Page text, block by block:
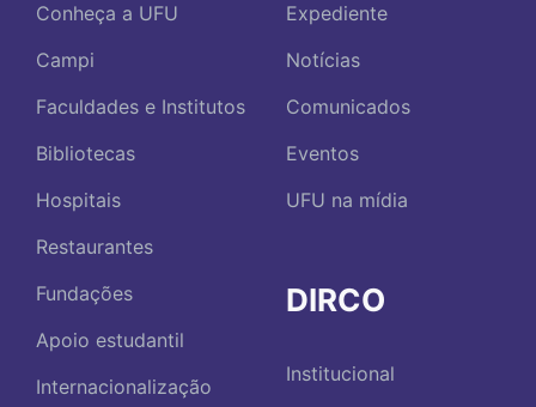
Conheça a UFU
Campi
Faculdades e Institutos
Bibliotecas
Hospitais
Restaurantes
Fundações
Apoio estudantil
Internacionalização
Expediente
Notícias
Comunicados
Eventos
UFU na mídia
DIRCO
Institucional